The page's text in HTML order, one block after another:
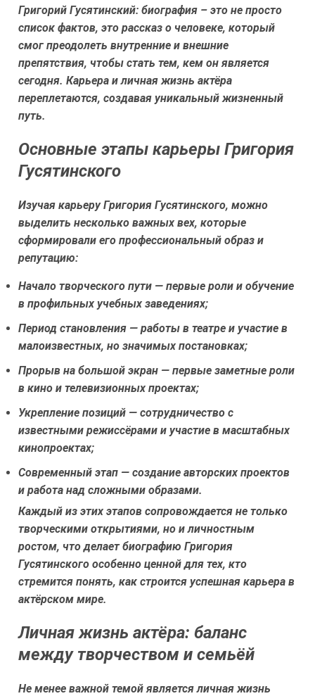
Григорий Гусятинский: биография – это не просто
список фактов, это рассказ о человеке, который
смог преодолеть внутренние и внешние
препятствия, чтобы стать тем, кем он является
сегодня. Карьера и личная жизнь актёра
переплетаются, создавая уникальный жизненный
путь.
Основные этапы карьеры Григория
Гусятинского
Изучая карьеру Григория Гусятинского, можно
выделить несколько важных вех, которые
сформировали его профессиональный образ и
репутацию:
Начало творческого пути — первые роли и обучение
в профильных учебных заведениях;
Период становления — работы в театре и участие в
малоизвестных, но значимых постановках;
Прорыв на большой экран — первые заметные роли
в кино и телевизионных проектах;
Укрепление позиций — сотрудничество с
известными режиссёрами и участие в масштабных
кинопроектах;
Современный этап — создание авторских проектов
и работа над сложными образами.
Каждый из этих этапов сопровождается не только
творческими открытиями, но и личностным
ростом, что делает биографию Григория
Гусятинского особенно ценной для тех, кто
стремится понять, как строится успешная карьера в
актёрском мире.
Личная жизнь актёра: баланс
между творчеством и семьёй
Не менее важной темой является личная жизнь